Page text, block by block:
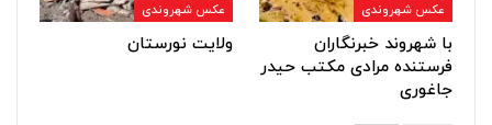
عکس شهروندی
با شهروند خبرنگاران
فرستنده مرادی مکتب حیدر
جاغوری
عکس شهروندی
ولایت نورستان